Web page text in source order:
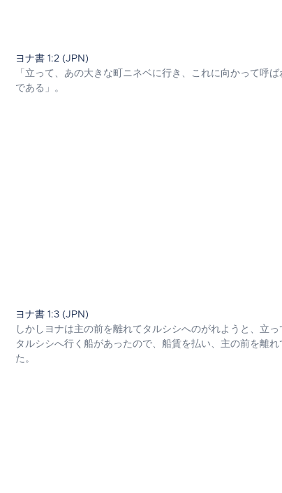
ヨナ書 1:2 (JPN)
「立って、あの大きな町ニネベに行き、これに向かって呼
である」。
ヨナ書 1:3 (JPN)
しかしヨナは主の前を離れてタルシシへのがれようと、立
タルシシへ行く船があったので、船賃を払い、主の前を離
た。